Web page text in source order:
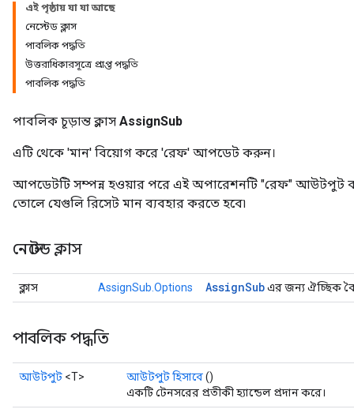
এই পৃষ্ঠায় যা যা আছে
নেস্টেড ক্লাস
পাবলিক পদ্ধতি
উত্তরাধিকারসূত্রে প্রাপ্ত পদ্ধতি
পাবলিক পদ্ধতি
পাবলিক চূড়ান্ত ক্লাস AssignSub
এটি থেকে 'মান' বিয়োগ করে 'রেফ' আপডেট করুন।
আপডেটটি সম্পন্ন হওয়ার পরে এই অপারেশনটি "রেফ" আউটপুট
তোলে যেগুলি রিসেট মান ব্যবহার করতে হবে৷
নেস্টেড ক্লাস
ক্লাস AssignSub.Options AssignSubএর জন্য ঐচ্ছিক
পাবলিক পদ্ধতি
আউটপুট <T> আউটপুট হিসাবে()
একটি টেনসরের প্রতীকী হ্যান্ডেল প্রদান করে।